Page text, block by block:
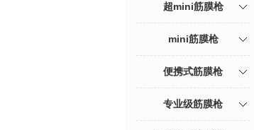
超mini筋膜枪
mini筋膜枪
便携式筋膜枪
专业级筋膜枪